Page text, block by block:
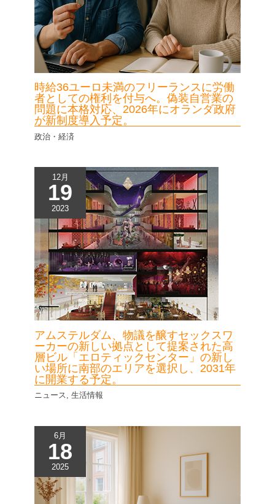
時給36ユーロ未満のフリーランスに労働
者としての権利を付与へ。偽装自営業の
問題に本格対応、2026年にオランダ政府
が新制度導入予定。
政治・経済
12月
19
2023
アムステルダム、物議を醸すセックスワ
ーカーの新しい拠点として提案された高
層ビル「エロティックセンター」の新し
い場所に南部のエリアを選択し、2031年
に開業する予定。
ニュース,生活情報
6月
18
2025